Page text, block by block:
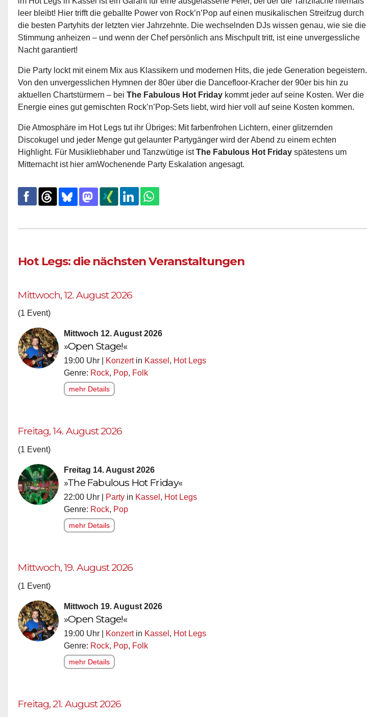
leer bleibt! Hier trifft die geballte Power von Rock’n’Pop auf einen musikalischen Streifzug durch
die besten Partyhits der letzten vier Jahrzehnte. Die wechselnden DJs wissen genau, wie sie die
Stimmung anheizen – und wenn der Chef persönlich ans Mischpult tritt, ist eine unvergessliche
Nacht garantiert!
Die Party lockt mit einem Mix aus Klassikern und modernen Hits, die jede Generation begeistern.
Von den unvergesslichen Hymnen der 80er über die Dancefloor-Kracher der 90er bis hin zu
aktuellen Chartstürmern – bei The Fabulous Hot Friday kommt jeder auf seine Kosten. Wer die
Energie eines gut gemischten Rock’n’Pop-Sets liebt, wird hier voll auf seine Kosten kommen.
Die Atmosphäre im Hot Legs tut ihr Übriges: Mit farbenfrohen Lichtern, einer glitzernden
Discokugel und jeder Menge gut gelaunter Partygänger wird der Abend zu einem echten
Highlight. Für Musikliebhaber und Tanzwütige istThe Fabulous Hot Friday spätestens um
Mitternacht ist hier amWochenende Party Eskalation angesagt.
Hot Legs: die nächsten Veranstaltungen
Mittwoch, 12. August 2026
(1 Event)
Mittwoch 12. August 2026
»Open Stage!«
19:00 Uhr | Konzertin Kassel , Hot Legs
Genre: Rock, Pop, Folk
mehr Details
Freitag, 14. August 2026
(1 Event)
Freitag 14. August 2026
»The Fabulous Hot Friday«
22:00 Uhr | Party in Kassel , Hot Legs
Genre: Rock, Pop
mehr Details
Mittwoch, 19. August 2026
(1 Event)
Mittwoch 19. August 2026
»Open Stage!«
19:00 Uhr | Konzertin Kassel , Hot Legs
Genre: Rock, Pop, Folk
mehr Details
Freitag, 21. August 2026